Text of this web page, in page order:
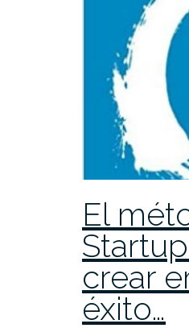
El
crear
éxito…